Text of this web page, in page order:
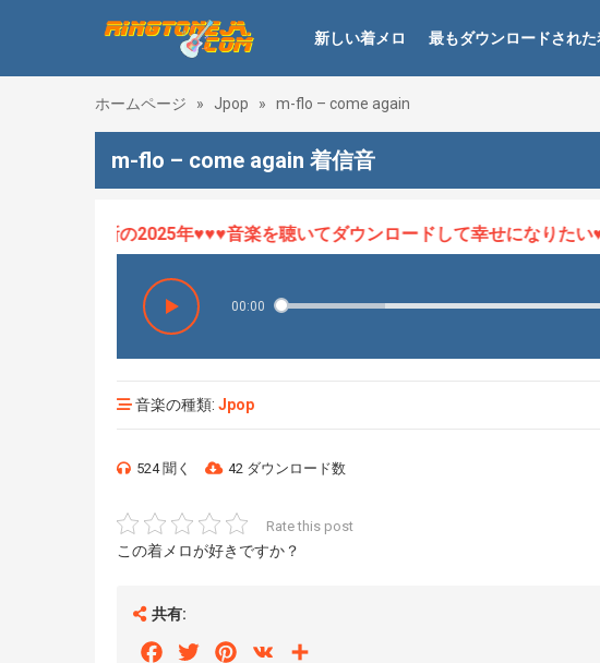
新しい着メロ 最もダウンロードされた
ホームページ » Jpop » m-flo – come again
m-flo – come again 着信音
、最新の2025年♥♥♥音楽を聴いてダウンロードして幸せになりたい♥♥♥
00:00
音楽の種類: Jpop
524 聞く 42 ダウンロード数
Rate this post
この着メロが好きですか？
共有:
FacebookTwitterPinterest
VK